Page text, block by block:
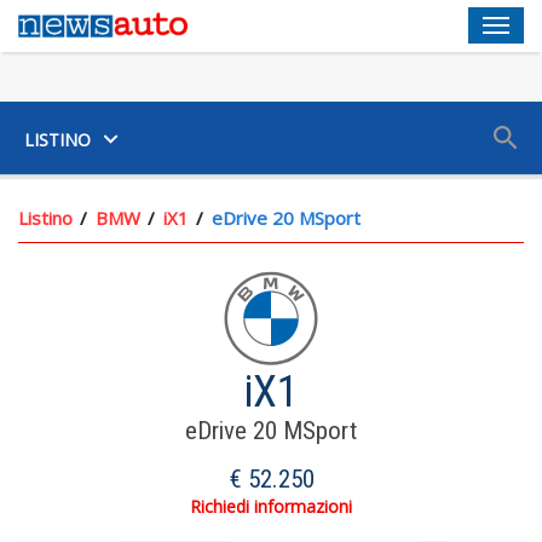
LISTINO
Listino BMW iX1 eDrive 20 MSport
iX1
eDrive 20 MSport
€ 52.250
Richiedi informazioni